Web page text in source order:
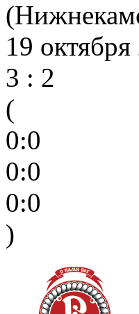
19
3 : 2
(
0:0
0:0
0:0
)